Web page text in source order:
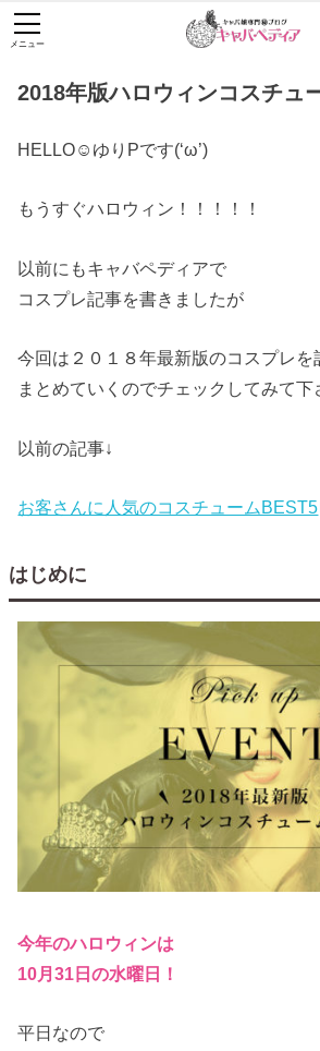
メニュー
2018年版ハロウィンコスチュ
HELLO☺ゆりPです(‘ω’)
もうすぐハロウィン！！！！！
以前にもキャバペディアで
コスプレ記事を書きましたが
今回は２０１８年最新版のコスプレを
まとめていくのでチェックしてみて下
以前の記事↓
お客さんに人気のコスチュームBEST5
はじめに
今年のハロウィンは
10月31日の水曜日！
平日なので